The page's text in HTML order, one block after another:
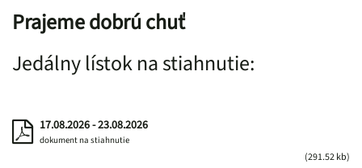
Prajeme dobrú chuť
Jedálny lístok na stiahnutie:
17.08.2026 - 23.08.2026
dokument na stiahnutie
(291.52 kb)